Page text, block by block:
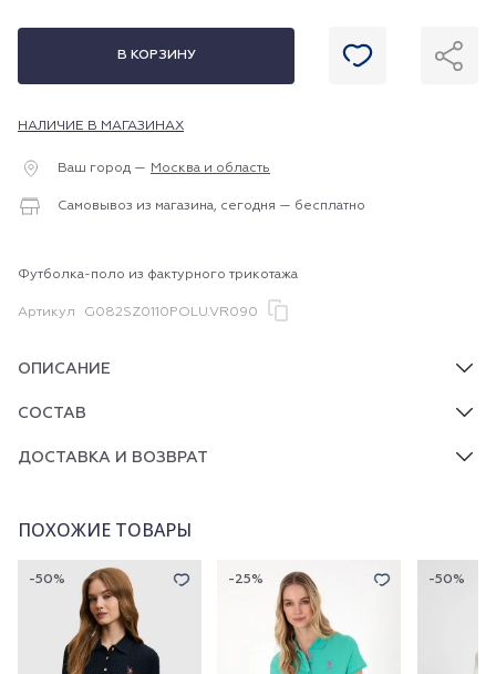
В КОРЗИНУ
НАЛИЧИЕ В МАГАЗИНАХ
Ваш город — Москва и область
Самовывоз из магазина, сегодня — бесплатно
Футболка-поло из фактурного трикотажа
Артикул G082SZ0110POLU.VR090
ОПИСАНИЕ
СОСТАВ
ДОСТАВКА И ВОЗВРАТ
ПОХОЖИЕ ТОВАРЫ
-50% -25% -50%